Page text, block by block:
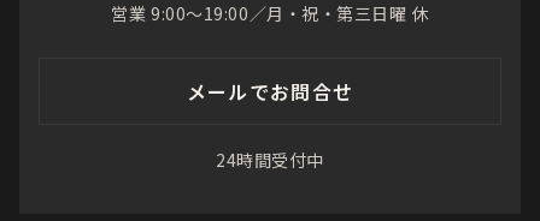
営業 9:00〜19:00／月・祝・第三日曜 休
メールでお問合せ
24時間受付中